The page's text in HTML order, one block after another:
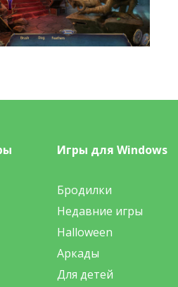
Игры для Windows
Бродилки
Недавние игры
Halloween
Аркады
Для детей